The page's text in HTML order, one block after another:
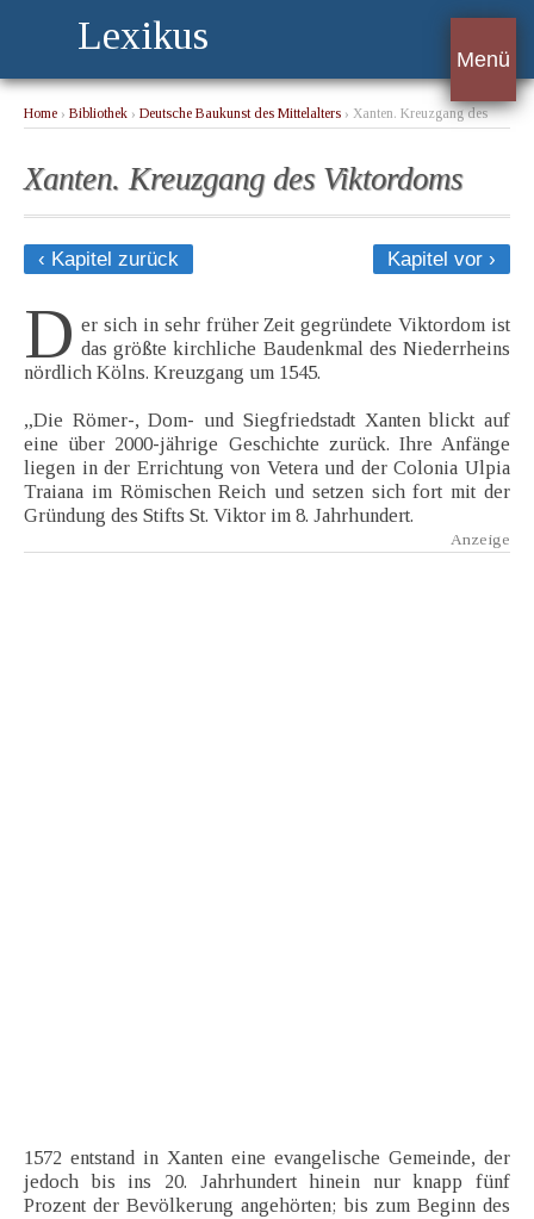
Lexikus
Menü
Home › Bibliothek › Deutsche Baukunst des Mittelalters › Xanten. Kreuzgang des
Xanten. Kreuzgang des Viktordoms
‹ Kapitel zurück Kapitel vor ›
D er sich in sehr früher Zeit gegründete Viktordom ist
das größte kirchliche Baudenkmal des Niederrheins
nördlich Kölns. Kreuzgang um 1545.
„Die Römer-, Dom- und Siegfriedstadt Xanten blickt auf
eine über 2000-jährige Geschichte zurück. Ihre Anfänge
liegen in der Errichtung von Vetera und der Colonia Ulpia
Traiana im Römischen Reich und setzen sich fort mit der
Gründung des Stifts St. Viktor im 8. Jahrhundert.
1572 entstand in Xanten eine evangelische Gemeinde, der
jedoch bis ins 20. Jahrhundert hinein nur knapp fünf
Prozent der Bevölkerung angehörten; bis zum Beginn des